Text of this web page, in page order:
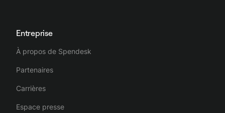
Entreprise
À propos de Spendesk
Partenaires
Carrières
Espace presse